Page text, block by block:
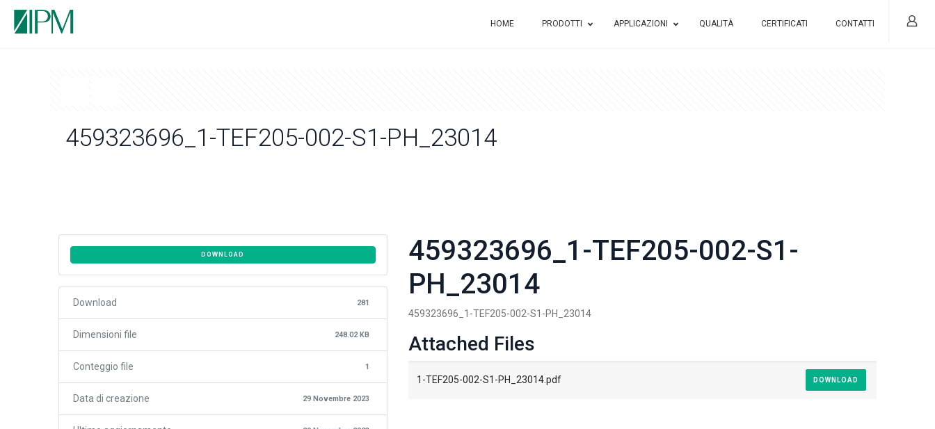
HOME PRODOTTI APPLICAZIONI QUALITÀ CERTIFICATI CONTATTI
459323696_1-TEF205-002-S1-PH_23014
DOWNLOAD
Download 281
Dimensioni file 248.02 KB
Conteggio file 1
Data di creazione 29 Novembre 2023
459323696_1-TEF205-002-S1-
PH_23014
459323696_1-TEF205-002-S1-PH_23014
Attached Files
1-TEF205-002-S1-PH_23014.pdf DOWNLOAD